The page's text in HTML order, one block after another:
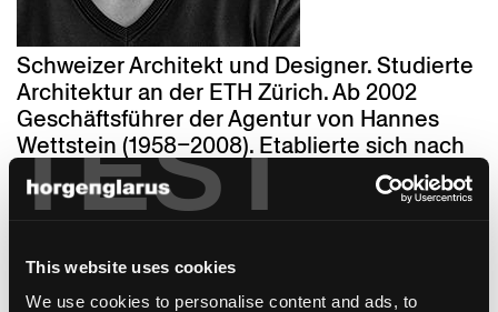
TEST
This website uses cookies
We use cookies to personalise content and ads, to
Schweizer Architekt und Designer. Studierte
Architektur an der ETH Zürich. Ab 2002
Geschäftsführer der Agentur von Hannes
Wettstein (1958–2008). Etablierte sich nach
Wettsteins Tod zum kreativen Kopf der
Agentur, die bis Anfang 2016 unter dem
kollektion